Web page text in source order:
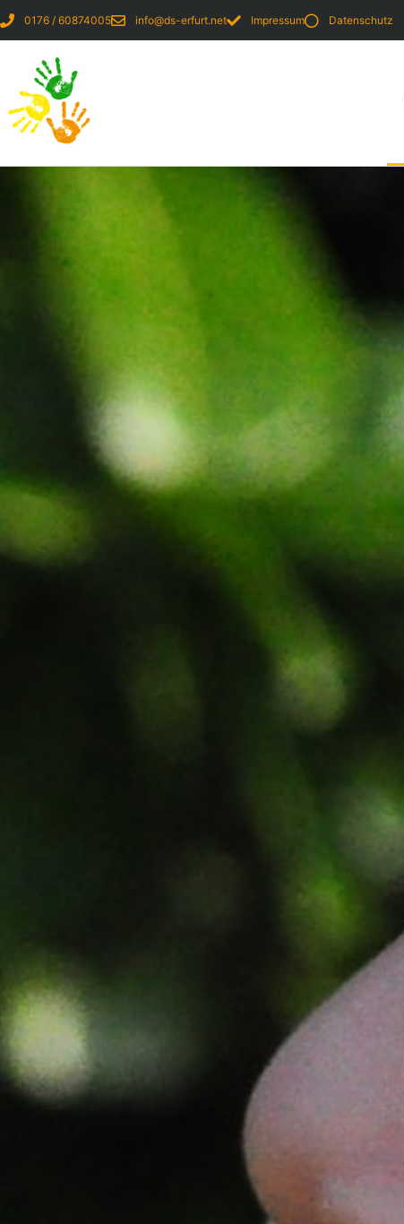
0176 / 60874005 info@ds-erfurt.net Impressum Datenschutz